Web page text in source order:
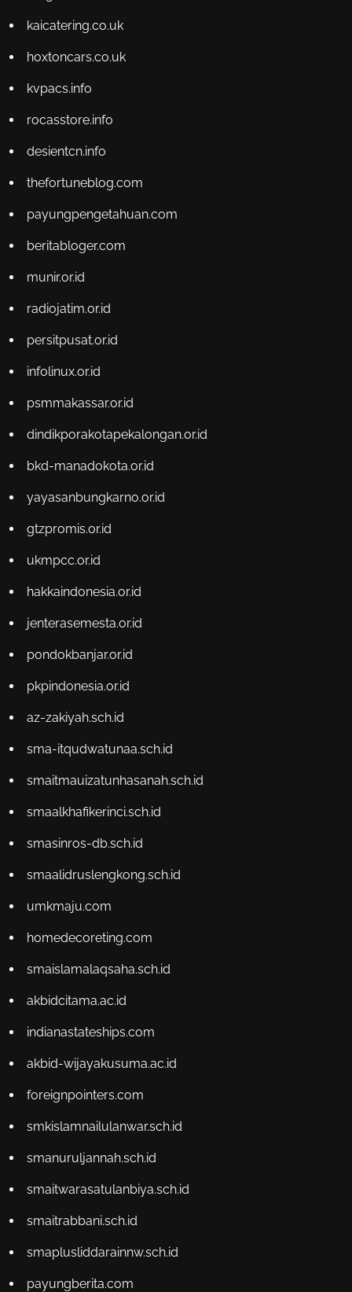
kaicatering.co.uk
hoxtoncars.co.uk
kvpacs.info
rocasstore.info
desientcn.info
thefortuneblog.com
payungpengetahuan.com
beritabloger.com
munir.or.id
radiojatim.or.id
persitpusat.or.id
infolinux.or.id
psmmakassar.or.id
dindikporakotapekalongan.or.id
bkd-manadokota.or.id
yayasanbungkarno.or.id
gtzpromis.or.id
ukmpcc.or.id
hakkaindonesia.or.id
jenterasemesta.or.id
pondokbanjar.or.id
pkpindonesia.or.id
az-zakiyah.sch.id
sma-itqudwatunaa.sch.id
smaitmauizatunhasanah.sch.id
smaalkhafikerinci.sch.id
smasinros-db.sch.id
smaalidruslengkong.sch.id
umkmaju.com
homedecoreting.com
smaislamalaqsaha.sch.id
akbidcitama.ac.id
indianastateships.com
akbid-wijayakusuma.ac.id
foreignpointers.com
smkislamnailulanwar.sch.id
smanuruljannah.sch.id
smaitwarasatulanbiya.sch.id
smaitrabbani.sch.id
smaplusliddarainnw.sch.id
payungberita.com